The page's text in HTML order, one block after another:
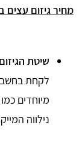
מחיר גיזום
שיטת הגיזום
לקחת
מיוחדים
נילווה